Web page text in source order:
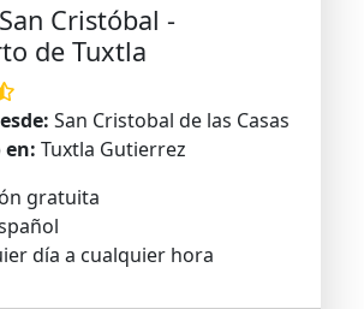
Cristóbal -
de Tuxtla
San Cristobal de las Casas
en: Tuxtla Gutierrez
gratuita
día a cualquier hora